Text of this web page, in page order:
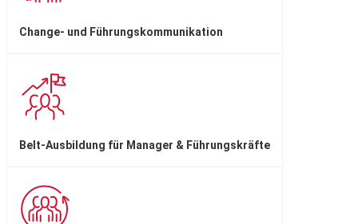
Change- und Führungskommunikation
Belt-Ausbildung für Manager & Führungskräfte